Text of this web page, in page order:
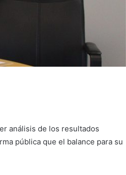
análisis de los resultados
pública que el balance para su